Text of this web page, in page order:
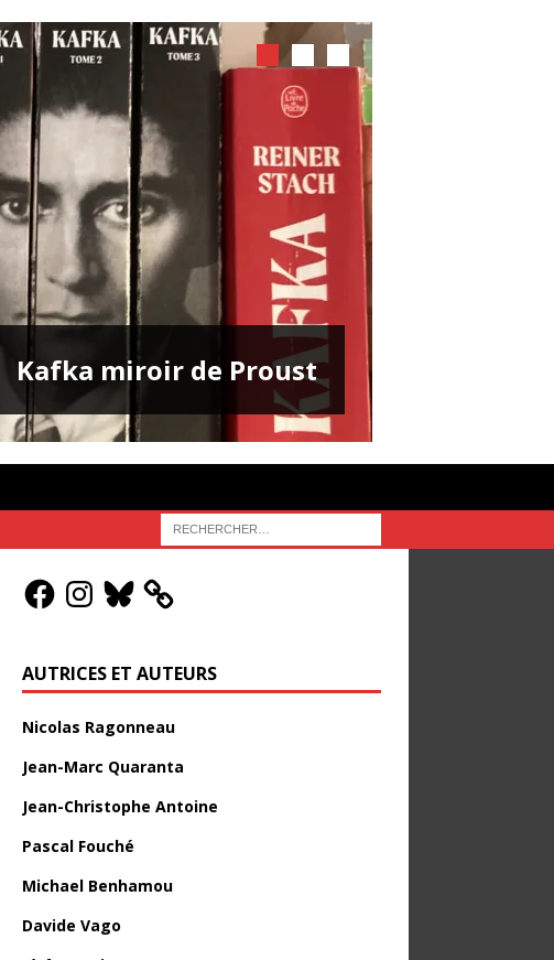
Kafka miroir de Proust
AUTRICES ET AUTEURS
Nicolas Ragonneau
Jean-Marc Quaranta
Jean-Christophe Antoine
Pascal Fouché
Michael Benhamou
Davide Vago